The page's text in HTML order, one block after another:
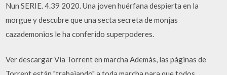
Nun SERIE. 4.39 2020. Una joven huérfana despierta en la
morgue y descubre que una secta secreta de monjas
cazademonios le ha conferido superpoderes.
Ver descargar Via Torrent en marcha Además, las páginas de